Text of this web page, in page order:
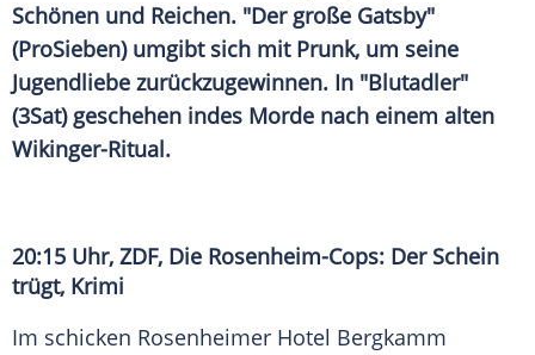
Schönen und Reichen. "Der große Gatsby"
(ProSieben) umgibt sich mit Prunk, um seine
Jugendliebe zurückzugewinnen. In "Blutadler"
(3Sat) geschehen indes Morde nach einem alten
Wikinger-Ritual.
20:15 Uhr, ZDF, Die Rosenheim-Cops: Der Schein
trügt, Krimi
Im schicken Rosenheimer Hotel Bergkamm